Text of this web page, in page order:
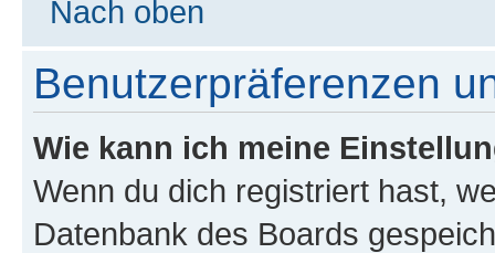
Nach oben
Benutzerpräferenzen
Wie kann ich meine
Wenn du dich registriert hast,
Datenbank des Boards